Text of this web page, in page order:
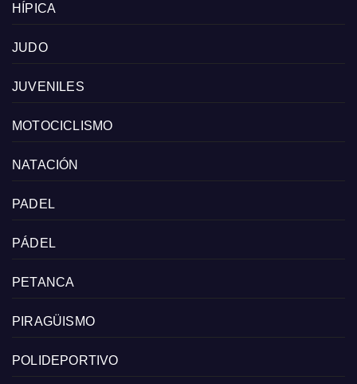
HÍPICA
JUDO
JUVENILES
MOTOCICLISMO
NATACIÓN
PADEL
PÁDEL
PETANCA
PIRAGÜISMO
POLIDEPORTIVO